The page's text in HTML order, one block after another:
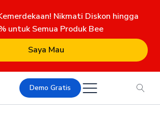
Nikmati Diskon hingga
untuk Semua Produk Bee
Saya Mau
Demo Gratis